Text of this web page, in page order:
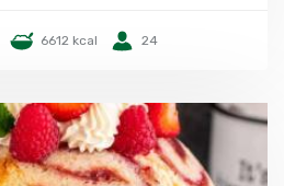
6612 kcal 24